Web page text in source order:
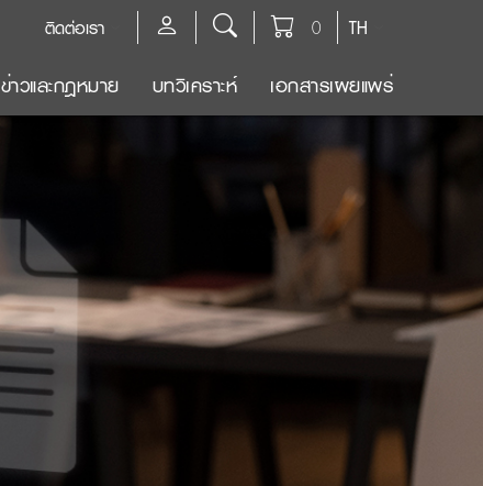
TH
0
ติดต่อเรา
ข่าวและกฎหมาย บทวิเคราะห์ เอกสารเผยแพร่